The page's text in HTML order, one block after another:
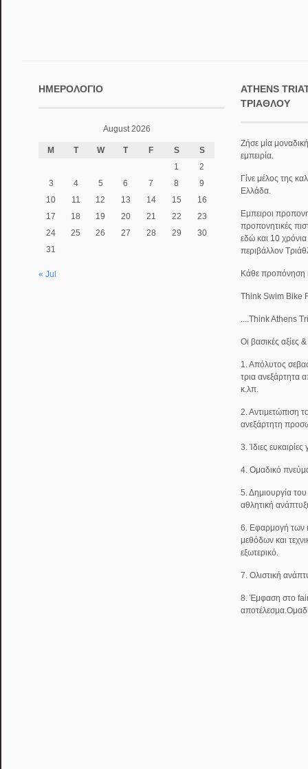
ΗΜΕΡΟΛΌΓΙΟ
August 2026
M T W T F S
S
1
2
3
4 5 6 7 8
9
10
11 12 13 14 15
16
17
18 19 20 21 22
23
24
25 26 27 28 29
30
31
« Jul
ATHENS
ΤΡΙΆΘΛΟΥ
Ζήσε μία
εμπειρία.
Γίνε μέλος της
Ελλάδα.
Εμπειροι
προπονητικές
εδώ και 10
περιβάλλον
Κάθε προπόνηση
Think Swim Bike
....Think Athens
Οι βασικές αξίες
1. Απόλυτος
τρια ανεξάρτητα
κ.λπ.
2. Αντιμετώπιση
ανεξάρτητη
3. Ίδιες
4. Ομαδικό
5. Δημιουργία
αθλητική
6. Εφαρμογή των
μεθόδων και
εξωτερικό.
7. Ολιστική
8. Έμφαση στο fair